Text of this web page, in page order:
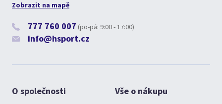
Zobrazit na mapě
777 760 007 (po-pá: 9:00 - 17:00)
info@hsport.cz
O společnosti Vše o nákupu